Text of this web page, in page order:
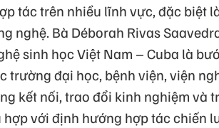
tác trên nhiều lĩnh vực, đặc biệt
nghệ. Bà Déborah Rivas
sinh học Việt Nam – Cuba là
trường đại học, bệnh viện, viện
kết nối, trao đổi kinh nghiệm và
hợp với định hướng hợp tác chiến